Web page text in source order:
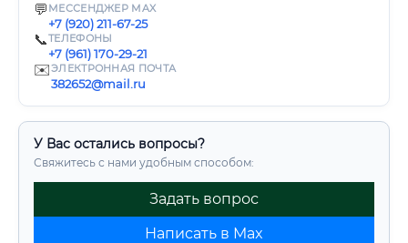
💬 МЕССЕНДЖЕР MAX
+7 (920) 211-67-25
📞ТЕЛЕФОНЫ
+7 (961) 170-29-21
✉️ЭЛЕКТРОННАЯ ПОЧТА
382652@mail.ru
У Вас остались вопросы?
Свяжитесь с нами удобным способом:
Задать вопрос
Написать в Max